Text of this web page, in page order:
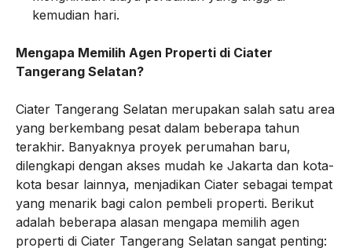
kemudian hari.
Mengapa Memilih Agen Properti di Ciater
Tangerang Selatan?
Ciater Tangerang Selatan merupakan salah satu area
yang berkembang pesat dalam beberapa tahun
terakhir. Banyaknya proyek perumahan baru,
dilengkapi dengan akses mudah ke Jakarta dan kota-
kota besar lainnya, menjadikan Ciater sebagai tempat
yang menarik bagi calon pembeli properti. Berikut
adalah beberapa alasan mengapa memilih agen
properti di Ciater Tangerang Selatan sangat penting: